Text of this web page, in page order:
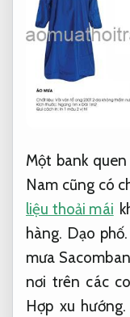
Một bank
Nam cũng có
liệu thoải mái
hàng. Dạo phố.
mưa
nơi trên các
Hợp xu hướng.